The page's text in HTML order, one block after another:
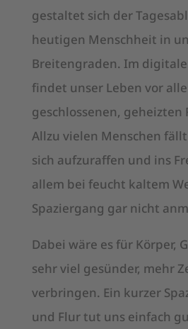
gestaltet sich der
heutigen Menschheit in
Breitengraden. Im
findet unser Leben vor
geschlossenen, geheizten
Allzu vielen Menschen fällt
sich aufzuraffen und ins
allem bei feucht kaltem
Spaziergang gar nicht
Dabei wäre es für Körper,
sehr viel gesünder, mehr
verbringen. Ein kurzer
und Flur tut uns einfach